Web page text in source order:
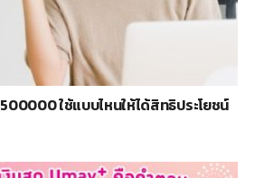
ใช้แบบไหนให้ได้สิทธิประโยชน์